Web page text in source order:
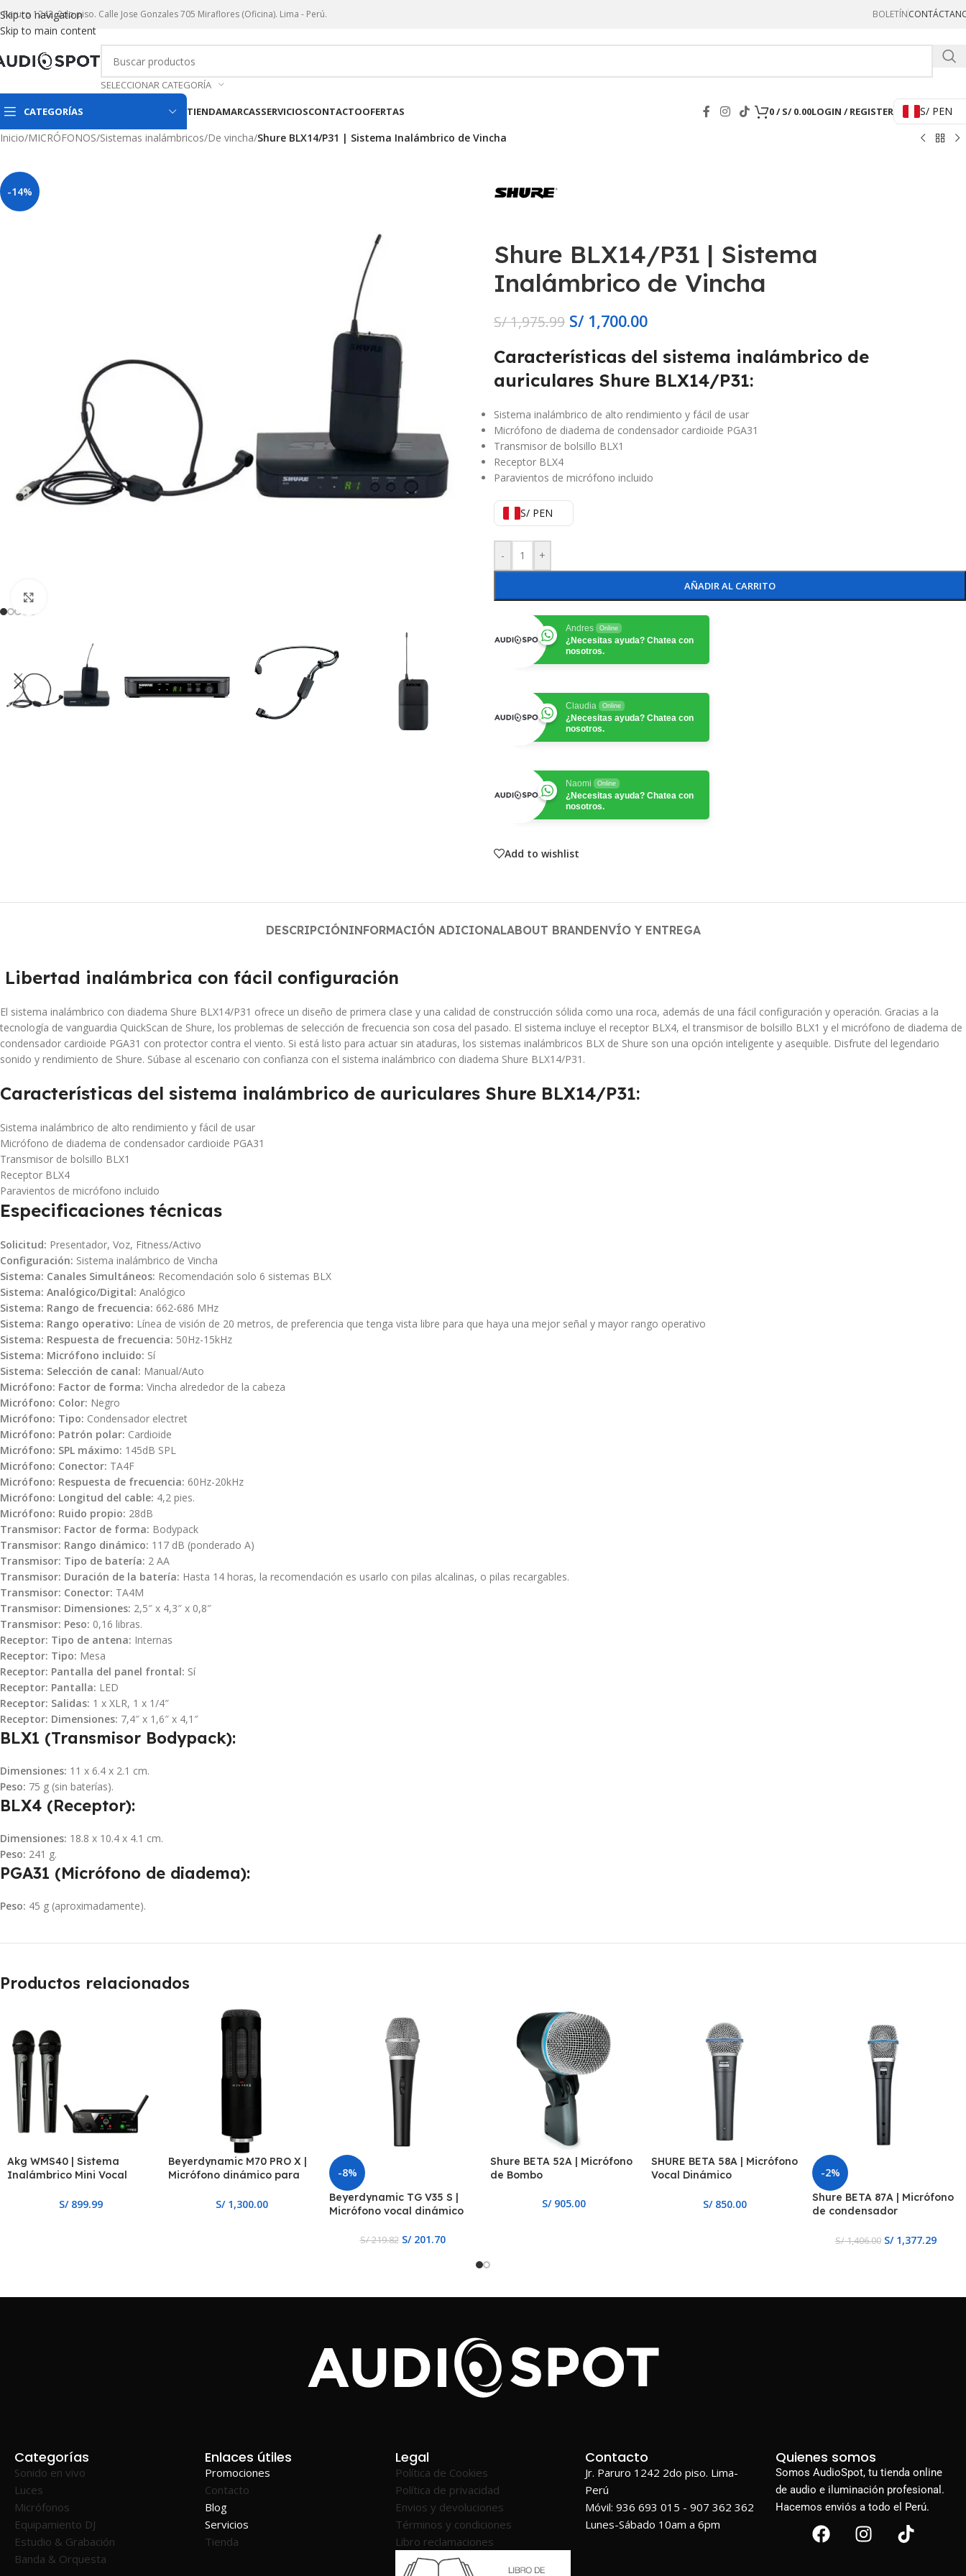
Skip to navigation
Skip to main content
Paruro 1242. 2do piso. Calle Jose Gonzales 705 Miraflores (Oficina). Lima - Perú. BOLETÍN
SELECCIONAR CATEGORÍA
CATEGORÍAS TIENDAMARCASSERVICIOSCONTACTOOFERTAS 0/ S/0.00LOGIN / REGISTER
S/ PEN
Inicio/MICRÓFONOS/Sistemas inalámbricos/De vincha/Shure BLX14/P31 | Sistema Inalámbrico de Vincha
-14%
Shure BLX14/P31 | Sistema
Inalámbrico de Vincha
S/1,975.99 S/1,700.00
Características del sistema inalámbrico de
auriculares Shure BLX14/P31:
Sistema inalámbrico de alto rendimiento y fácil de usar
Micrófono de diadema de condensador cardioide PGA31
Transmisor de bolsillo BLX1
Receptor BLX4
Paravientos de micrófono incluido
S/ PEN
- +
AÑADIR AL CARRITO
Andres Online
¿Necesitas ayuda? Chatea con
nosotros.
Claudia Online
¿Necesitas ayuda? Chatea con
nosotros.
Naomi Online
¿Necesitas ayuda? Chatea con
nosotros.
Add to wishlist
DESCRIPCIÓNINFORMACIÓN ADICIONALABOUT BRANDENVÍO Y ENTREGA
Libertad inalámbrica con fácil configuración
El sistema inalámbrico con diadema Shure BLX14/P31 ofrece un diseño de primera clase y una calidad de construcción sólida como una roca, además de una fácil configuración y operación. Gracias a la
tecnología de vanguardia QuickScan de Shure, los problemas de selección de frecuencia son cosa del pasado. El sistema incluye el receptor BLX4, el transmisor de bolsillo BLX1 y el micrófono de diadema de
condensador cardioide PGA31 con protector contra el viento. Si está listo para actuar sin ataduras, los sistemas inalámbricos BLX de Shure son una opción inteligente y asequible. Disfrute del legendario
sonido y rendimiento de Shure. Súbase al escenario con confianza con el sistema inalámbrico con diadema Shure BLX14/P31.
Características del sistema inalámbrico de auriculares Shure BLX14/P31:
Sistema inalámbrico de alto rendimiento y fácil de usar
Micrófono de diadema de condensador cardioide PGA31
Transmisor de bolsillo BLX1
Receptor BLX4
Paravientos de micrófono incluido
Especificaciones técnicas
Solicitud: Presentador, Voz, Fitness/Activo
Configuración: Sistema inalámbrico de Vincha
Sistema: Canales Simultáneos: Recomendación solo 6 sistemas BLX
Sistema: Analógico/Digital: Analógico
Sistema: Rango de frecuencia: 662-686 MHz
Sistema: Rango operativo: Línea de visión de 20 metros, de preferencia que tenga vista libre para que haya una mejor señal y mayor rango operativo
Sistema: Respuesta de frecuencia: 50Hz-15kHz
Sistema: Micrófono incluido: Sí
Sistema: Selección de canal: Manual/Auto
Micrófono: Factor de forma: Vincha alrededor de la cabeza
Micrófono: Color: Negro
Micrófono: Tipo: Condensador electret
Micrófono: Patrón polar: Cardioide
Micrófono: SPL máximo: 145dB SPL
Micrófono: Conector: TA4F
Micrófono: Respuesta de frecuencia: 60Hz-20kHz
Micrófono: Longitud del cable: 4,2 pies.
Micrófono: Ruido propio: 28dB
Transmisor: Factor de forma: Bodypack
Transmisor: Rango dinámico: 117 dB (ponderado A)
Transmisor: Tipo de batería: 2 AA
Transmisor: Duración de la batería: Hasta 14 horas, la recomendación es usarlo con pilas alcalinas, o pilas recargables.
Transmisor: Conector: TA4M
Transmisor: Dimensiones: 2,5″ x 4,3″ x 0,8″
Transmisor: Peso: 0,16 libras.
Receptor: Tipo de antena: Internas
Receptor: Tipo: Mesa
Receptor: Pantalla del panel frontal: Sí
Receptor: Pantalla: LED
Receptor: Salidas: 1 x XLR, 1 x 1/4″
Receptor: Dimensiones: 7,4″ x 1,6″ x 4,1″
BLX1 (Transmisor Bodypack):
Dimensiones: 11 x 6.4 x 2.1 cm.
Peso: 75 g (sin baterías).
BLX4 (Receptor):
Dimensiones: 18.8 x 10.4 x 4.1 cm.
Peso: 241 g.
PGA31 (Micrófono de diadema):
Peso: 45 g (aproximadamente).
Productos relacionados
Akg WMS40 | Sistema
Inalámbrico Mini Vocal
S/899.99
Beyerdynamic M70 PRO X |
Micrófono dinámico para
S/1,300.00
-8%
Beyerdynamic TG V35 S |
Micrófono vocal dinámico
S/219.82 S/201.70
Shure BETA 52A | Micrófono
de Bombo
S/905.00
SHURE BETA 58A | Micrófono
Vocal Dinámico
S/850.00
-2%
Shure BETA 87A | Micrófono
de condensador
S/1,406.00 S/1,377.29
Categorías
Sonido en vivo
Luces
Micrófonos
Equipamiento DJ
Estudio & Grabación
Banda & Orquesta
Enlaces útiles
Promociones
Contacto
Blog
Servicios
Tienda
Legal
Política de Cookies
Política de privacidad
Envios y devoluciones
Términos y condiciones
Libro reclamaciones
Contacto
Jr. Paruro 1242 2do piso. Lima-
Perú
Móvil: 936 693 015 - 907 362 362
Lunes-Sábado 10am a 6pm
Quienes somos
Somos AudioSpot, tu tienda online
de audio e iluminación profesional.
Hacemos enviós a todo el Perú.